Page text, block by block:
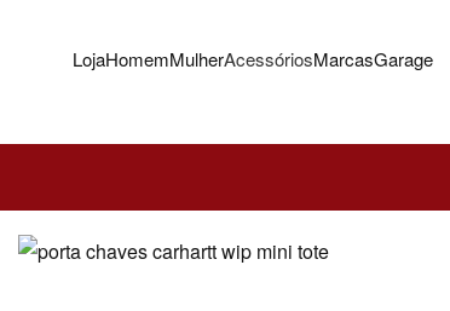
LojaHomemMulherAcessóriosMarcasGarage